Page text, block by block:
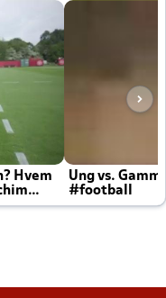
Hvem
Ung vs.
#football